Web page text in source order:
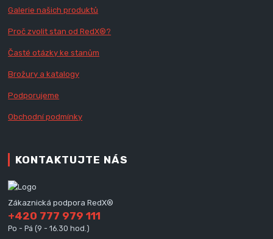
Galerie našich produktů
Proč zvolit stan od RedX®?
Časté otázky ke stanům
Brožury a katalogy
Podporujeme
Obchodní podmínky
KONTAKTUJTE NÁS
Zákaznická podpora RedX®
+420 777 979 111
Po - Pá (9 - 16.30 hod.)